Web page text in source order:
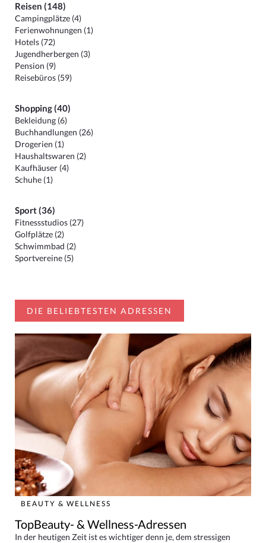
Reisen (148)
Campingplätze (4)
Ferienwohnungen (1)
Hotels (72)
Jugendherbergen (3)
Pension (9)
Reisebüros (59)
Shopping (40)
Bekleidung (6)
Buchhandlungen (26)
Drogerien (1)
Haushaltswaren (2)
Kaufhäuser (4)
Schuhe (1)
Sport (36)
Fitnessstudios (27)
Golfplätze (2)
Schwimmbad (2)
Sportvereine (5)
DIE BELIEBTESTEN ADRESSEN
BEAUTY & WELLNESS
TopBeauty- & Wellness-Adressen
In der heutigen Zeit ist es wichtiger denn je, dem stressigen